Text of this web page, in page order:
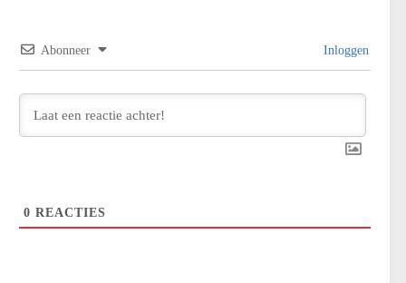
Abonneer Inloggen
0 REACTIES